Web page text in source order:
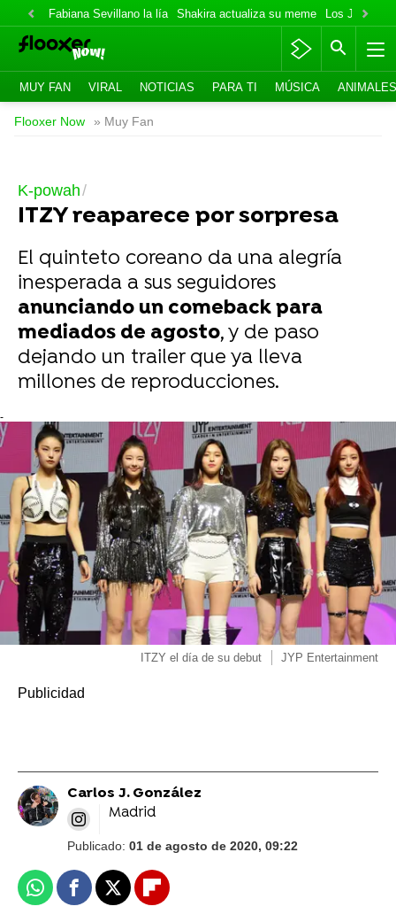
Fabiana Sevillano la lía Shakira actualiza su meme Los Jonas
MUY FAN VIRAL NOTICIAS PARA TI MÚSICA ANIMALES
Flooxer Now » Muy Fan
K-powah
ITZY reaparece por sorpresa
El quinteto coreano da una alegría
inesperada a sus seguidores
anunciando un comeback para
mediados de agosto, y de paso
dejando un trailer que ya lleva
millones de reproducciones.
-
ITZY el día de su debut JYP Entertainment
Carlos J. González
Madrid
Publicado: 01 de agosto de 2020, 09:22
WhatsappFacebook
X Flipboard